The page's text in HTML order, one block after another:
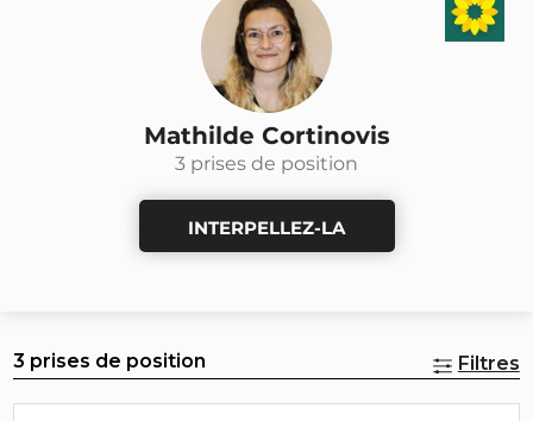
Mathilde Cortinovis
3 prises de position
INTERPELLEZ-LA
3 prises de position Filtres